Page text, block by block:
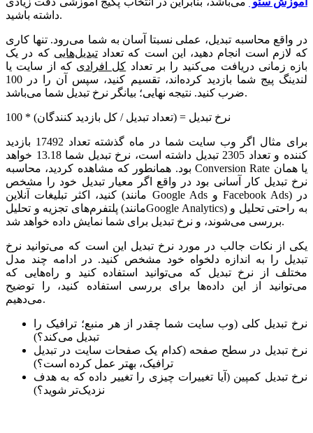
داشته باشید.
در واقع محاسبه تبدیل، عملی نسبتا آسان به شما می‌رود. تنها کاری
که لازم است انجام دهید، این است که تعدادتبدیل‌هایی که در یک
بازه زمانی دریافت می‌کنید را بر تعداد کل افرادی که از سایت یا
لندینگ پیج شما بازدید کرده‌اند، تقسیم کنید، سپس آن را در 100
ضرب کنید. نتیجه نهایی؛ بیانگر نرخ تبدیل شما می‌باشد.
نرخ تبدیل = (تعداد تبدیل / کل بازدید کنندگان) * 100
برای مثال اگر وب سایت شما در ماه گذشته تعداد 17492 بازدید
کننده و تعداد 2305 تبدیل داشته است، نرخ تبدیل شما 13.18 خواهد
بود. همانطور که مشاهده کردید، محاسبه Conversion Rate یا همان
نرخ تبدیل کار آسانی بود در واقع اگر معیار تبدیل خود را مشخص
کنید، اکثر تبلیغات آنلاین (مانند Google Ads و Facebook Ads) در
پلتفرم‌های تجزیه و تحلیل (مانندGoogle Analytics) به راحتی تحلیل و
بررسی می‌شوند، و نرخ تبدیل برای شما نمایش داده خواهد شد.
یکی از نکات جالب در مورد نرخ تبدیل این است که می‌توانید نرخ
تبدیل را به اندازه دلخواه خود مشخص کنید. در ادامه چند مدل
مختلف از نرخ تبدیل که می‌توانید استفاده کنید و راه‌هایی که
می‌توانید از این داده‌ها برای بررسی استفاده کنید، را توضیح
می‌دهیم.
نرخ تبدیل کلی (وب سایت شما چقدر از هر منبع؛ ترافیک را
تبدیل می‌کند؟)
نرخ تبدیل در سطح صفحه (کدام یک صفحات سایت در تبدیل
ترافیک، بهتر عمل کرده است؟)
نرخ تبدیل کمپین (آیا تغییرات چیزی را تغییر داده که به هدف
نزدیک‌تر شوید؟)